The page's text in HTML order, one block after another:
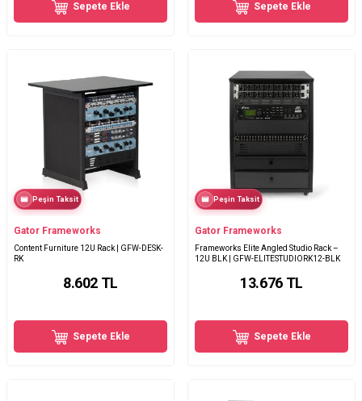
Sepete Ekle Sepete Ekle
Peşin Taksit
Gator Frameworks
Content Furniture 12U Rack | GFW-DESK-
RK
8.602 TL
Sepete Ekle
Peşin Taksit
Gator Frameworks
Frameworks Elite Angled Studio Rack –
12U BLK | GFW-ELITESTUDIORK12-BLK
13.676TL
Sepete Ekle